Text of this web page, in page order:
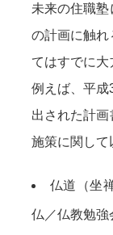
未来の住職
の計画に触
てはすでに大
例えば、平成
出された計
施策に関して
仏道（坐
仏／仏教勉強